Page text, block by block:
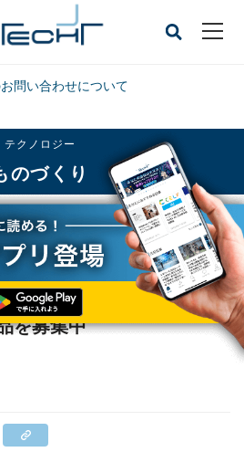
問い合わせについて
CLOSE
テクノロジー
のづくり
づくり
メコンテスト』自主制作の作品を募集中
21回 CGアニメコンテス
を募集中